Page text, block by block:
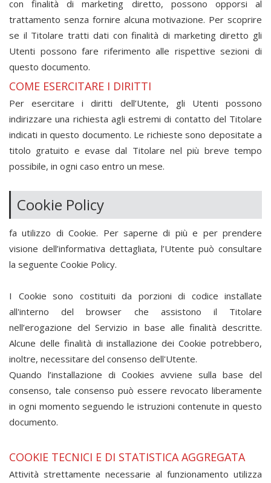
con finalità di marketing diretto, possono opporsi al
trattamento senza fornire alcuna motivazione. Per scoprire
se il Titolare tratti dati con finalità di marketing diretto gli
Utenti possono fare riferimento alle rispettive sezioni di
questo documento.
COME ESERCITARE I DIRITTI
Per esercitare i diritti dell’Utente, gli Utenti possono
indirizzare una richiesta agli estremi di contatto del Titolare
indicati in questo documento. Le richieste sono depositate a
titolo gratuito e evase dal Titolare nel più breve tempo
possibile, in ogni caso entro un mese.
Cookie Policy
fa utilizzo di Cookie. Per saperne di più e per prendere
visione dell’informativa dettagliata, l’Utente può consultare
la seguente Cookie Policy.
I Cookie sono costituiti da porzioni di codice installate
all'interno del browser che assistono il Titolare
nell’erogazione del Servizio in base alle finalità descritte.
Alcune delle finalità di installazione dei Cookie potrebbero,
inoltre, necessitare del consenso dell'Utente.
Quando l’installazione di Cookies avviene sulla base del
consenso, tale consenso può essere revocato liberamente
in ogni momento seguendo le istruzioni contenute in questo
documento.
COOKIE TECNICI E DI STATISTICA AGGREGATA
Attività strettamente necessarie al funzionamento utilizza